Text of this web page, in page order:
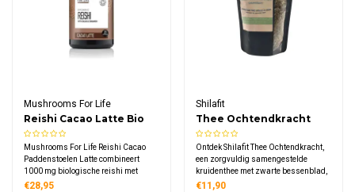
Mushrooms For Life
Reishi Cacao Latte Bio
Mushrooms For Life Reishi Cacao
Paddenstoelen Latte combineert
1000 mg biologische reishi met
rauwe cacao. Deze romige
€28,95
Shilafit
Thee Ochtendkracht
Ontdek Shilafit Thee Ochtendkracht,
een zorgvuldig samengestelde
kruidenthee met zwarte bessenblad,
citroenverbena, lavendel en venkel.
€11,90